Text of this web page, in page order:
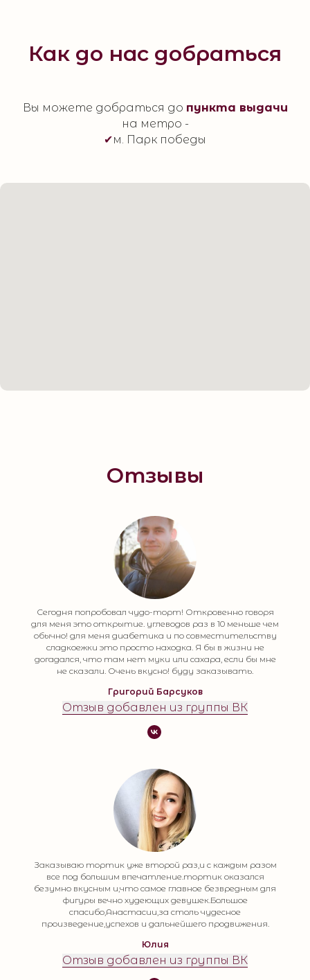
Как до нас добраться
Вы можете добраться до пункта выдачи
на метро -
✔м. Парк победы
Отзывы
Сегодня попробовал чудо-торт! Откровенно говоря
для меня это открытие. углеводов раз в 10 меньше чем
обычно! для меня диабетика и по совместительству
сладкоежки это просто находка. Я бы в жизни не
догадался, что там нет муки или сахара, если бы мне
не сказали. Очень вкусно! буду заказывать.
Григорий Барсуков
Отзыв добавлен из группы ВК
Заказываю тортик уже второй раз,и с каждым разом
все под большим впечатление.тортик оказался
безумно вкусным и,что самое главное безвредным для
фигуры вечно худеющих девушек.Большое
спасибо,Анастасии,за столь чудесное
произведение,успехов и дальнейшего продвижения.
Юлия
Отзыв добавлен из группы ВК